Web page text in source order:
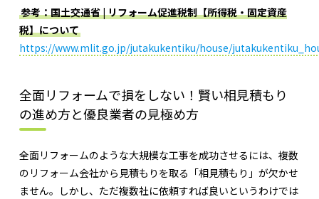
参考：国土交通省 | リフォーム促進税制【所得税・固定資産
税】について
https://www.mlit.go.jp/jutakukentiku/house/
全面リフォームで損をしない！賢い相見積もり
の進め方と優良業者の見極め方
全面リフォームのような大規模な工事を成功させるには、複数
のリフォーム会社から見積もりを取る「相見積もり」が欠かせ
ません。しかし、ただ複数社に依頼すれば良いというわけでは